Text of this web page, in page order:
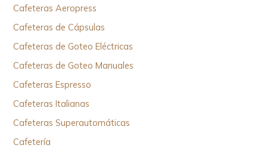
Cafeteras Aeropress
Cafeteras de Cápsulas
Cafeteras de Goteo Eléctricas
Cafeteras de Goteo Manuales
Cafeteras Espresso
Cafeteras Italianas
Cafeteras Superautomáticas
Cafetería